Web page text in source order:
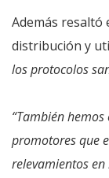
Además resaltó
distribución y
los protocolos
“También
promotores que
relevamientos